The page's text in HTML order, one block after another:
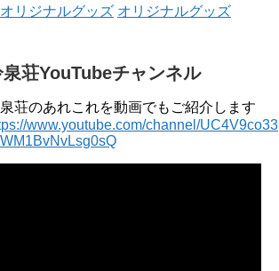
年 4月 〜 2018年 3月 2016年 4月 〜 2017年
3月 2015年 4月 〜 2016年 3月 2014年 4月 〜
オリジナルグッズ
泉荘YouTubeチャンネル
荘のあれこれを動画でもご紹介します
www.youtube.com/channel/UC4V9co33